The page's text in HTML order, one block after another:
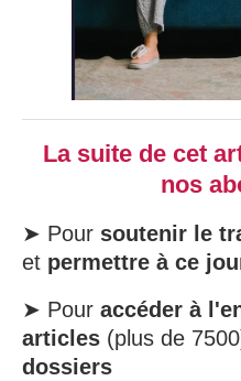
La suite de cet
nos
➤ Pour soutenir le
et permettre à ce
➤ Pour accéder à
articles (plus de
dossiers